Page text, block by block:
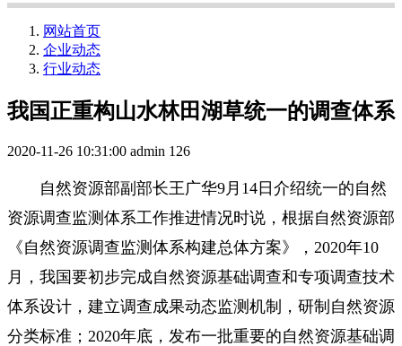
网站首页
企业动态
行业动态
我国正重构山水林田湖草统一的调查体系
2020-11-26 10:31:00 admin 126
自然资源部副部长王广华9月14日介绍统一的自然
资源调查监测体系工作推进情况时说，根据自然资源部
《自然资源调查监测体系构建总体方案》，2020年10
月，我国要初步完成自然资源基础调查和专项调查技术
体系设计，建立调查成果动态监测机制，研制自然资源
分类标准；2020年底，发布一批重要的自然资源基础调